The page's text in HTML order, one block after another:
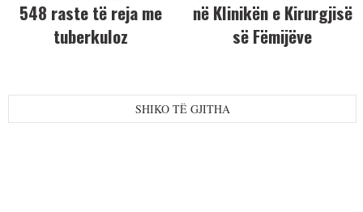
548 raste të reja me
tuberkuloz
në Klinikën e Kirurgjisë
së Fëmijëve
SHIKO TË GJITHA